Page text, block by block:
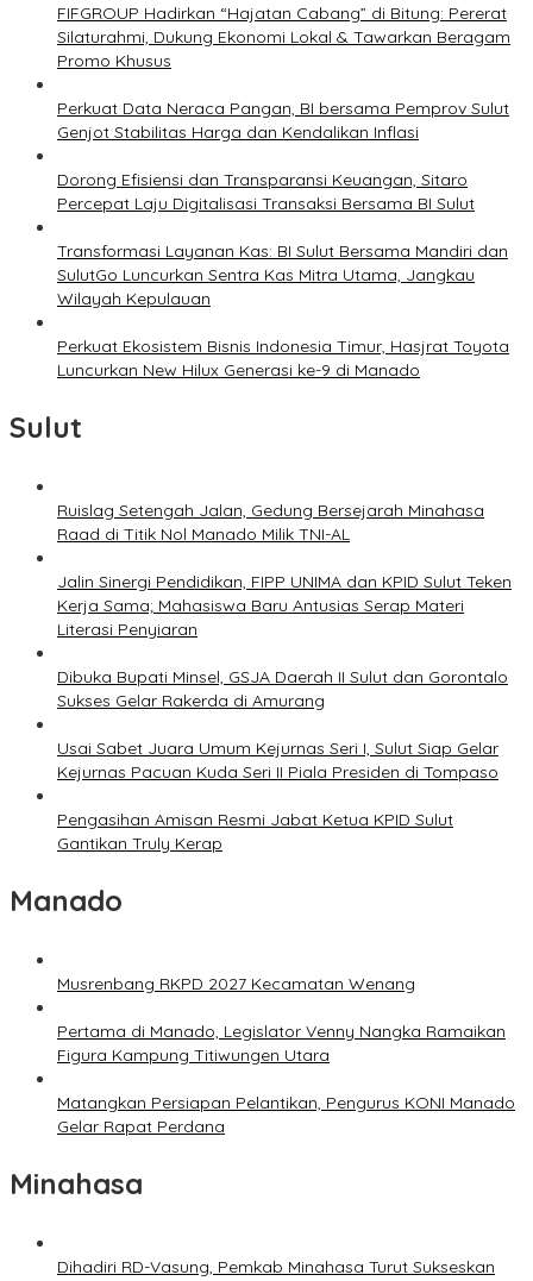
FIFGROUP Hadirkan “Hajatan Cabang” di Bitung: Pererat
Silaturahmi, Dukung Ekonomi Lokal & Tawarkan Beragam
Promo Khusus
Perkuat Data Neraca Pangan, BI bersama Pemprov Sulut
Genjot Stabilitas Harga dan Kendalikan Inflasi
Dorong Efisiensi dan Transparansi Keuangan, Sitaro
Percepat Laju Digitalisasi Transaksi Bersama BI Sulut
Transformasi Layanan Kas: BI Sulut Bersama Mandiri dan
SulutGo Luncurkan Sentra Kas Mitra Utama, Jangkau
Wilayah Kepulauan
Perkuat Ekosistem Bisnis Indonesia Timur, Hasjrat Toyota
Luncurkan New Hilux Generasi ke-9 di Manado
Sulut
Ruislag Setengah Jalan, Gedung Bersejarah Minahasa
Raad di Titik Nol Manado Milik TNI-AL
Jalin Sinergi Pendidikan, FIPP UNIMA dan KPID Sulut Teken
Kerja Sama; Mahasiswa Baru Antusias Serap Materi
Literasi Penyiaran
Dibuka Bupati Minsel, GSJA Daerah II Sulut dan Gorontalo
Sukses Gelar Rakerda di Amurang
Usai Sabet Juara Umum Kejurnas Seri I, Sulut Siap Gelar
Kejurnas Pacuan Kuda Seri II Piala Presiden di Tompaso
Pengasihan Amisan Resmi Jabat Ketua KPID Sulut
Gantikan Truly Kerap
Manado
Musrenbang RKPD 2027 Kecamatan Wenang
Pertama di Manado, Legislator Venny Nangka Ramaikan
Figura Kampung Titiwungen Utara
Matangkan Persiapan Pelantikan, Pengurus KONI Manado
Gelar Rapat Perdana
Minahasa
Dihadiri RD-Vasung, Pemkab Minahasa Turut Sukseskan